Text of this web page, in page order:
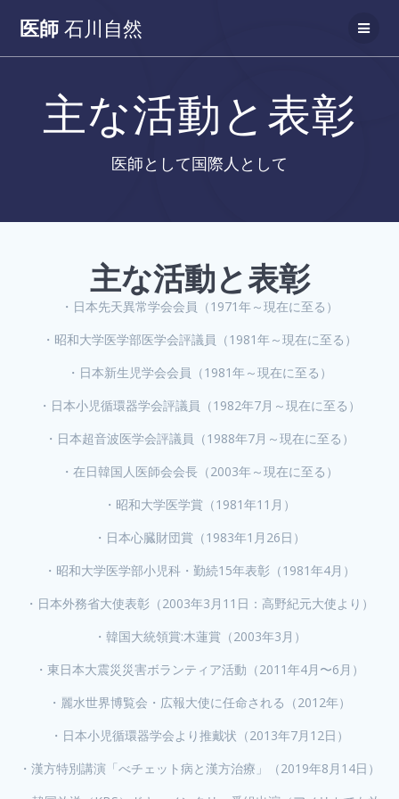
へ
ス
キ
ッ
プ
医師石川自然
主な活動と表彰
医師として国際人として
主な活動と表彰
・ 日本先天異常学会会員（1971年～現在に至る）
・ 昭和大学医学部医学会評議員（1981年～現在に至る）
・ 日本新生児学会会員（1981年～現在に至る）
・ 日本小児循環器学会評議員（1982年7月～現在に至る）
・ 日本超音波医学会評議員（1988年7月～現在に至る）
・ 在日韓国人医師会会長（2003年～現在に至る）
・ 昭和大学医学賞（1981年11月）
・ 日本心臓財団賞（1983年1月26日）
・ 昭和大学医学部小児科・勤続15年表彰（1981年4月）
・ 日本外務省大使表彰（2003年3月11日：高野紀元大使より）
・ 韓国大統領賞:木蓮賞（2003年3月）
・ 東日本大震災災害ボランティア活動（2011年4月〜6月）
・ 麗水世界博覧会・広報大使に任命される（2012年）
・ 日本小児循環器学会より推戴状（2013年7月12日）
・ 漢方特別講演「べチェット病と漢方治療」（2019年8月14日）